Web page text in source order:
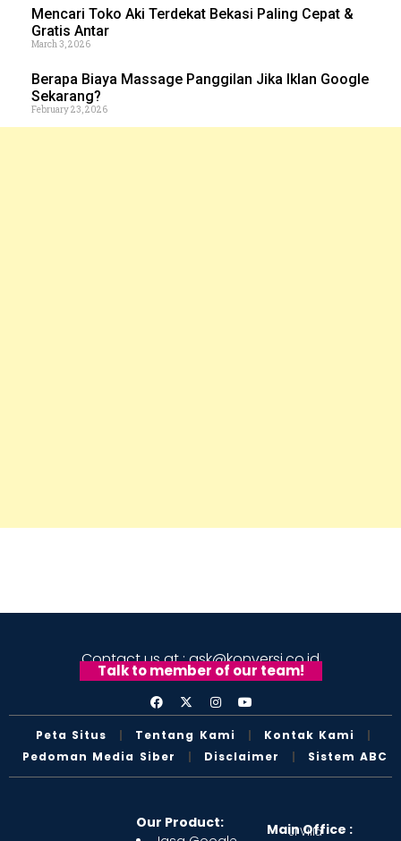
Mencari Toko Aki Terdekat Bekasi Paling Cepat &
Gratis Antar
March 3, 2026
Berapa Biaya Massage Panggilan Jika Iklan Google
Sekarang?
February 23, 2026
Contact us at : ask@konversi.co.id
Talk to member of our team!
Peta Situs Tentang Kami
Kontak Kami
Pedoman Media Siber
Disclaimer Sistem ABC
Our Product:
Main Office :
Jl Villa